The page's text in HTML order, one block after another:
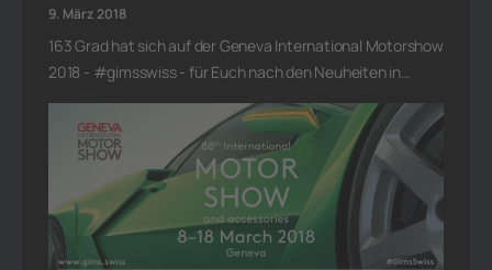
9. März 2018
163 Grad hat sich auf der Geneva International Motorshow
2018 - #gimsswiss - für Euch nach den Neuheiten in…